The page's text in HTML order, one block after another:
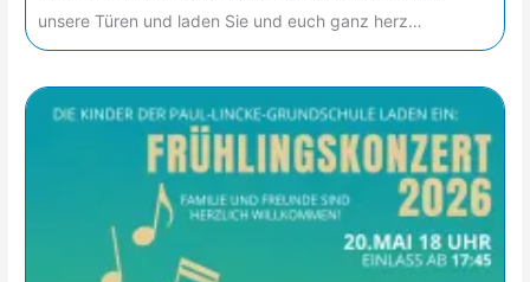
unsere Türen und laden Sie und euch ganz herz…